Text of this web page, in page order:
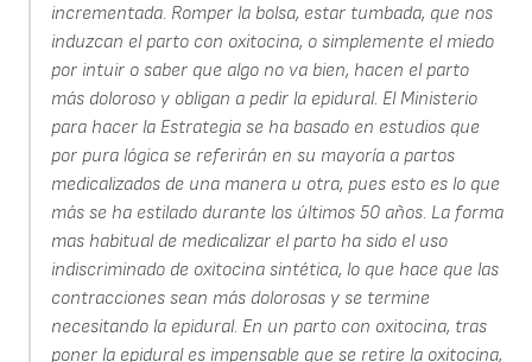
incrementada. Romper la bolsa, estar tumbada, que nos
induzcan el parto con oxitocina, o simplemente el miedo
por intuir o saber que algo no va bien, hacen el parto
más doloroso y obligan a pedir la epidural. El Ministerio
para hacer la Estrategia se ha basado en estudios que
por pura lógica se referirán en su mayoría a partos
medicalizados de una manera u otra, pues esto es lo que
más se ha estilado durante los últimos 50 años. La forma
mas habitual de medicalizar el parto ha sido el uso
indiscriminado de oxitocina sintética, lo que hace que las
contracciones sean más dolorosas y se termine
necesitando la epidural. En un parto con oxitocina, tras
poner la epidural es impensable que se retire la oxitocina,